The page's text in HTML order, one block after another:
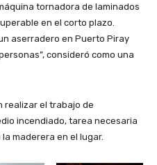
tornadora de laminados
en el corto plazo.
aserradero en Puerto Piray
consideró como una
realizar el trabajo de
incendiado, tarea necesaria
maderera en el lugar.